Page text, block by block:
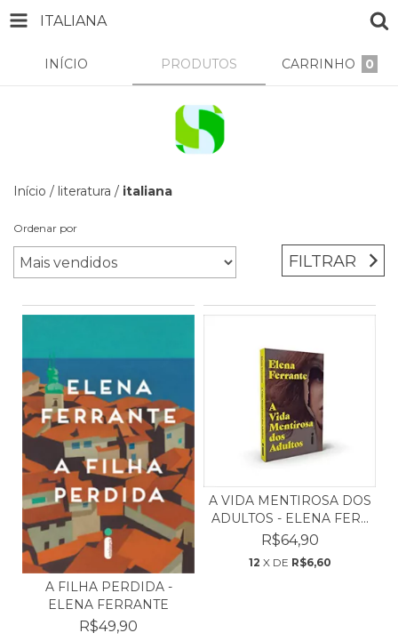
ITALIANA
INÍCIO PRODUTOS CARRINHO 0
Início / literatura / italiana
Ordenar por
FILTRAR
A FILHA PERDIDA -
ELENA FERRANTE
R$49,90
A VIDA MENTIROSA DOS
ADULTOS - ELENA FER...
R$64,90
12 X DE R$6,60